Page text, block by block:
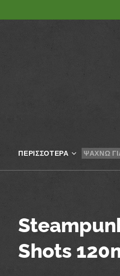
ΠΕΡΙΣΣΌΤΕΡΑ
Shots